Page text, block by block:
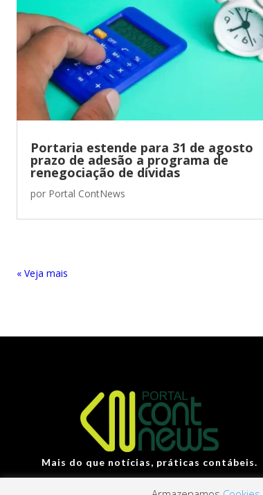
Portaria estende para 31 de agosto
prazo de adesão a programa de
renegociação de dívidas
por Portal ContNews
« Entradas Antigas
Mais do que notícias, práticas contábeis.